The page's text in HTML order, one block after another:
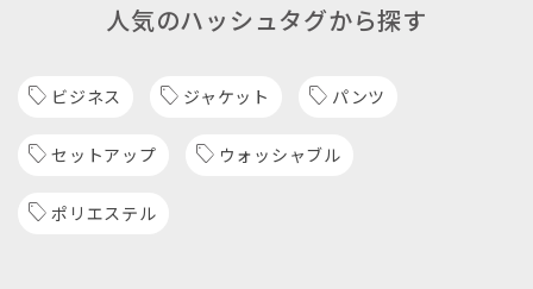
人気のハッシュタグから探す
ビジネス ジャケット パンツ
セットアップ ウォッシャブル
ポリエステル